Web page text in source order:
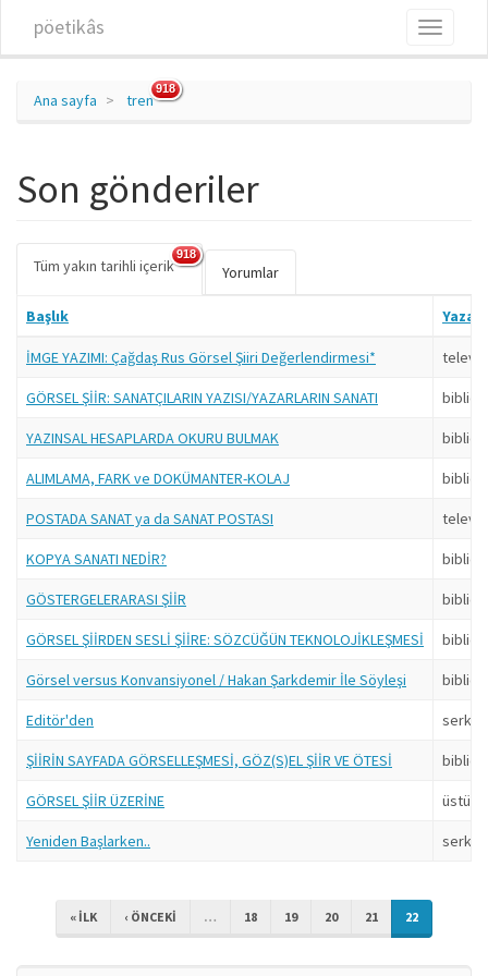
pöetikâs
Toggle
Ana sayfa tren
918
Son gönderiler
Birincil sekmeler
Tüm yakın tarihli içerik(etkin
918
Yorumlar
Başlık Yazar
İMGE YAZIMI: Çağdaş Rus Görsel Şiiri Değerlendirmesi*
GÖRSEL ŞİİR: SANATÇILARIN YAZISI/YAZARLARIN SANATI
YAZINSAL HESAPLARDA OKURU BULMAK
ALIMLAMA, FARK ve DOKÜMANTER-KOLAJ
POSTADA SANAT ya da SANAT POSTASI
KOPYA SANATI NEDİR?
GÖSTERGELERARASI ŞİİR
GÖRSEL ŞİİRDEN SESLİ ŞİİRE: SÖZCÜĞÜN TEKNOLOJİKLEŞMESİ
Görsel versus Konvansiyonel / Hakan Şarkdemir İle Söyleşi
Editör'den
ŞİİRİN SAYFADA GÖRSELLEŞMESİ, GÖZ(S)EL ŞİİR VE ÖTESİ
GÖRSEL ŞİİR ÜZERİNE
Yeniden Başlarken..
« ILK ‹ ÖNCEKI … 18 19 20 21 22